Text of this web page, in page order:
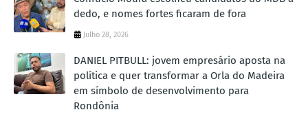
dedo, e nomes fortes ficaram de fora
Julho 28, 2026
DANIEL PITBULL: jovem empresário aposta na
política e quer transformar a Orla do Madeira
em símbolo de desenvolvimento para
Rondônia